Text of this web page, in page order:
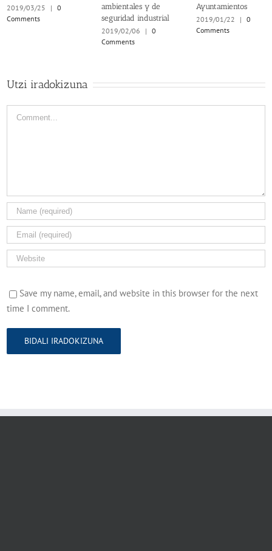
2019/03/25
|
0
Comments
ambientales y de
seguridad industrial
2019/02/06
|
0
Comments
Ayuntamientos
2019/01/22
|
0
Comments
Utzi iradokizuna
Comment
Save my name, email, and website in this browser for the next
time I comment.